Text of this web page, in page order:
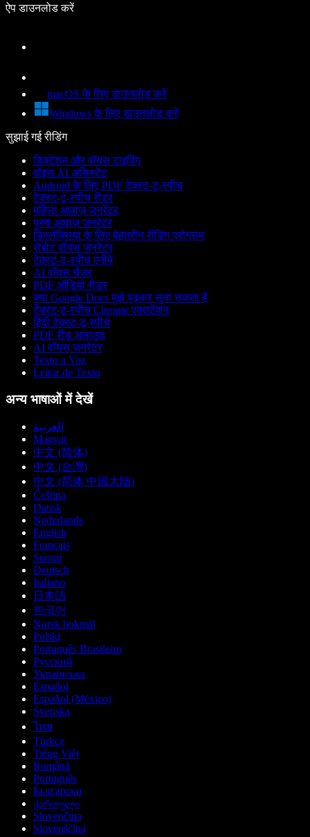
ऐप डाउनलोड करें
macOS के लिए डाउनलोड करें
Windows के लिए डाउनलोड करें
सुझाई गई रीडिंग
डिक्टेशन और वॉयस टाइपिंग
वॉइस AI असिस्टेंट
Android के लिए PDF टेक्स्ट-टू-स्पीच
टेक्स्ट-टू-स्पीच रीडर
महिला आवाज़ जनरेटर
पुरुष आवाज़ जनरेटर
डिस्लेक्सिया के लिए बेहतरीन रीडिंग प्रोग्राम
रोबोट वॉयस जनरेटर
टेक्स्ट-टू-स्पीच एनीमे
AI वॉयस चेंजर
PDF ऑडियो रीडर
क्या Google Docs मुझे पढ़कर सुना सकता है
टेक्स्ट-टू-स्पीच Chrome एक्सटेंशन
हिंदी टेक्स्ट-टू-स्पीच
PDF रीड अलाउड
AI वॉयस जनरेटर
Texto a Voz
Leitor de Texto
अन्य भाषाओं में देखें
العربية
Magyar
中文 (简体)
中文 (台灣)
中文 (简体 中国大陆)
Čeština
Dansk
Nederlands
English
Français
Suomi
Deutsch
Italiano
日本語
한국어
Norsk bokmål
Polski
Português Brasileiro
Русский
Українська
Español
Español (México)
Svenska
ไทย
Türkçe
Tiếng Việt
Română
Português
Български
ქართული
Slovenčina
Slovenščina